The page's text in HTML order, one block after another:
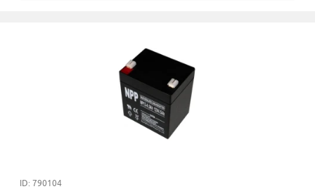
ID: 790104